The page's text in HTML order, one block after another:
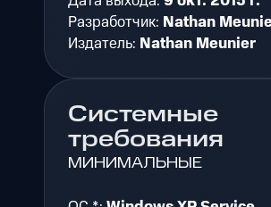
Разработчик: Nathan
Издатель: Nathan Meunier
Системные
требования
МИНИМАЛЬНЫЕ